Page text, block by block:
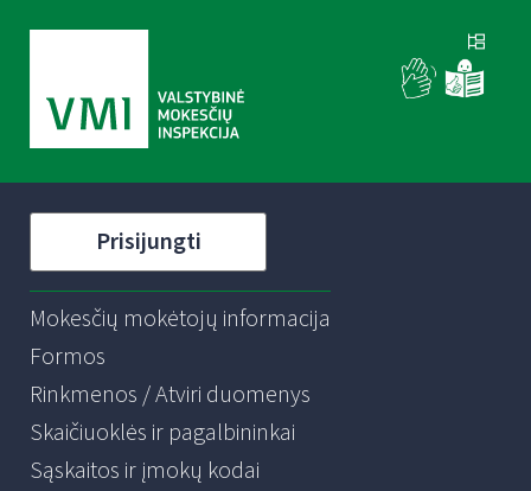
Prisijungti
Mokesčių mokėtojų informacija
Formos
Rinkmenos / Atviri duomenys
Skaičiuoklės ir pagalbininkai
Sąskaitos ir įmokų kodai